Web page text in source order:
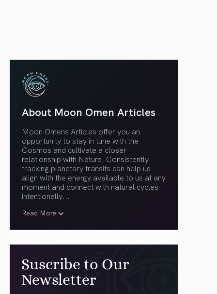
About Moon Omen Articles
Moon Omens Articles offer you an
opportunity to stay in tune with the
Cosmos and cultivate a closer
relationship with Nature. Consistently
tracking planetary transits can help us
align with the energy available to us at any
moment and connect with natural cycles
intentionally...
Read More
Suscribe to Our
Newsletter